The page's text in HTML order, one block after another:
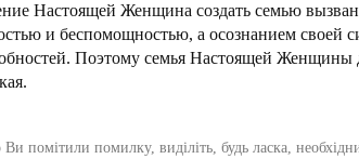
Настоящей Женщина создать семью
и беспомощностью, а осознанием своей
Поэтому семья Настоящей Женщины
помітили помилку, виділіть, будь ласка,